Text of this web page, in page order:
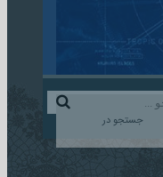
جستجو در